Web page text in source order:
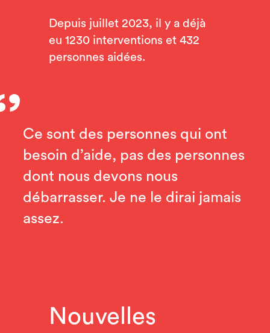
Depuis juillet 2023, il y a déjà
eu 1230 interventions et 432
personnes aidées.
Ce sont des personnes qui ont
besoin d’aide, pas des personnes
dont nous devons nous
débarrasser. Je ne le dirai jamais
assez.
Nouvelles